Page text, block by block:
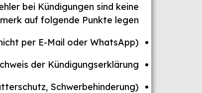
bei Kündigungen sind keine
auf folgende Punkte legen:
per E-Mail oder WhatsApp)
der Kündigungserklärung
Schwerbehinderung)